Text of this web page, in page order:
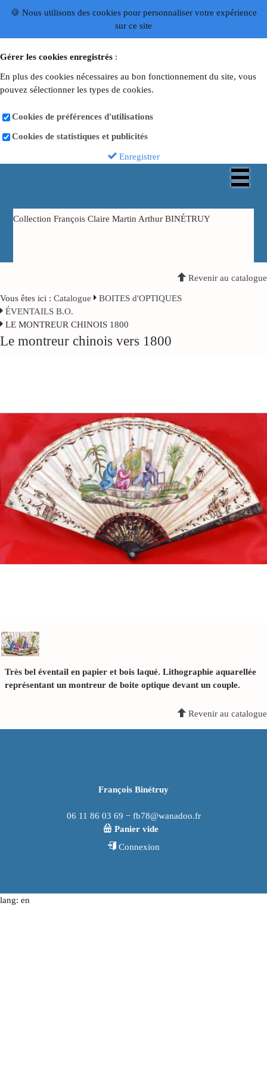
🍪 Nous utilisons des cookies pour personnaliser votre expérience
sur ce site
Gérer les cookies enregistrés :
En plus des cookies nécessaires au bon fonctionnement du site, vous
pouvez sélectionner les types de cookies.
Cookies de préférences d'utilisations
Cookies de statistiques et publicités
Enregistrer
Collection François Claire Martin Arthur BINÉTRUY
Revenir au catalogue
Vous êtes ici : Catalogue
BOITES d'OPTIQUES
ÉVENTAILS B.O.
LE MONTREUR CHINOIS 1800
Le montreur chinois vers 1800
Très bel éventail en papier et bois laqué. Lithographie aquarellée
représentant un montreur de boite optique devant un couple.
Revenir au catalogue
François Binétruy
06 11 86 03 69 − fb78@wanadoo.fr
Panier vide
Connexion
lang: en